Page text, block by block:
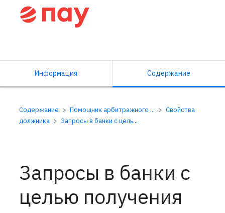
Информация Содержание
Содержание Помощник арбитражного ...
Свойства
должника
Запросы в банки с цель...
Запросы в банки с
целью получения